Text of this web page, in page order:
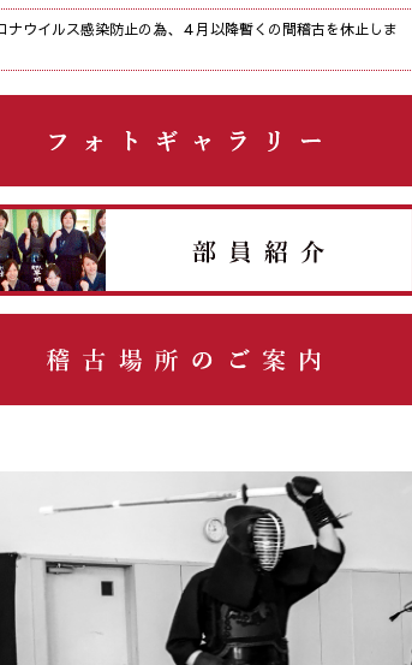
ナウイルス感染防止の為、４月以降暫くの間稽古を休止しま